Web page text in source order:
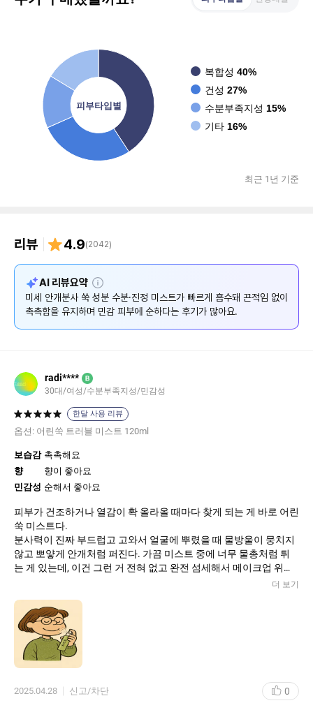
피부타입별
복합성 40%
건성 27%
수분부족지성 15%
기타 16%
최근 1년 기준
리뷰 4.9(2042)
AI 리뷰요약 설
명
미세 안개분사 쑥 성분 수분·진정 미스트가 빠르게 흡수돼 끈적임 없이
촉촉함을 유지하며 민감 피부에 순하다는 후기가 많아요.
radi**** B
30대/여성/수분부족지성/민감성
한달 사용 리뷰
옵션: 어린쑥 트러블 미스트 120ml
보습감 촉촉해요
향
향이 좋아요
민감성 순해서 좋아요
피부가 건조하거나 열감이 확 올라올 때마다 찾게 되는 게 바로 어린
쑥 미스트다.
분사력이 진짜 부드럽고 고와서 얼굴에 뿌렸을 때 물방울이 뭉치지
않고 뽀얗게 안개처럼 퍼진다. 가끔 미스트 중에 너무 물총처럼 튀
는 게 있는데, 이건 그런 거 전혀 없고 완전 섬세해서 메이크업 위에
향은 은은한 쑥 향인데, 인공적인 느낌 없이 상쾌하고 자연스럽다.
숨 쉴 때 기분까지 맑아지는 느낌? 쑥 성분 덕분인지 뿌리자마자 살
짝 쿨링감도 느껴져서, 피부 열감을 빠르게 내려주는 데 효과적이었
다.
감 + 진정 둘 다 바로 느껴진다는 거다. 뿌리고 나서 피부가 끈적이
더 보기
2025.04.28 신고/차단 0